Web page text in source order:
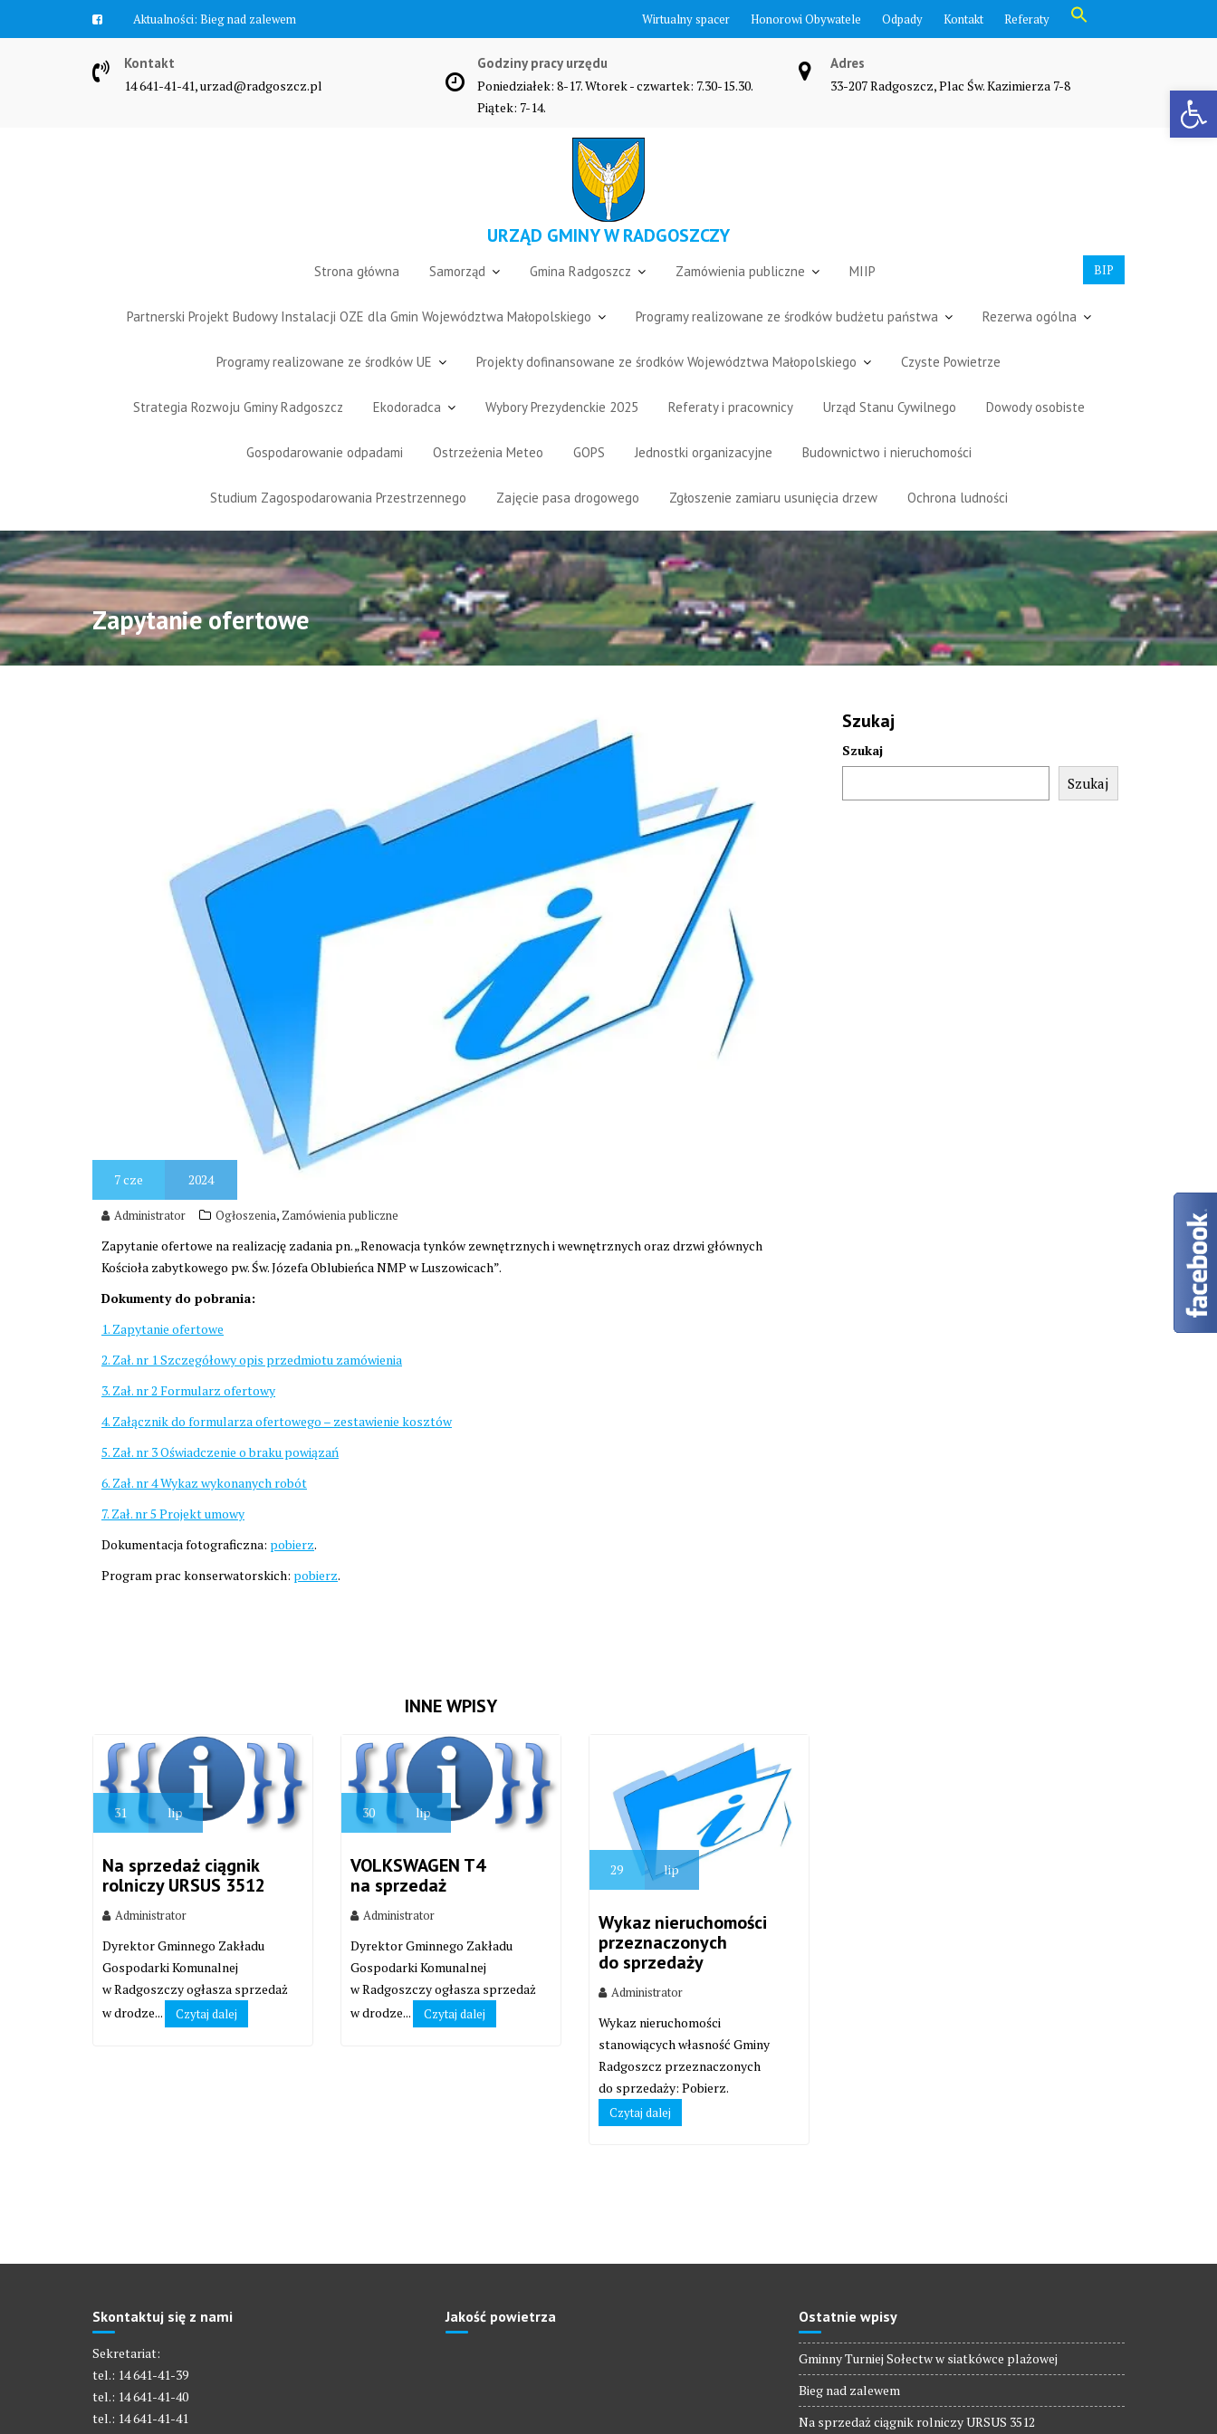
Otwórz pasek narzędzi
Aktualności: Bieg nad zalewem Wirtualny spacer Honorowi Obywatele Odpady Kontakt Referaty
Search Button
Kontakt
14 641-41-41, urzad@radgoszcz.pl
Godziny pracy urzędu
Poniedziałek: 8-17. Wtorek - czwartek: 7.30-15.30.
Piątek: 7-14.
Adres
33-207 Radgoszcz, Plac Św. Kazimierza 7-8
URZĄD GMINY W RADGOSZCZY
BIP
Strona główna Samorząd Gmina Radgoszcz Zamówienia publiczne MIIP
Partnerski Projekt Budowy Instalacji OZE dla Gmin Województwa Małopolskiego Programy realizowane ze środków budżetu państwa Rezerwa ogólna
Programy realizowane ze środków UE Projekty dofinansowane ze środków Województwa Małopolskiego Czyste Powietrze
Strategia Rozwoju Gminy Radgoszcz Ekodoradca Wybory Prezydenckie 2025 Referaty i pracownicy Urząd Stanu Cywilnego Dowody osobiste
Gospodarowanie odpadami Ostrzeżenia Meteo GOPS Jednostki organizacyjne Budownictwo i nieruchomości
Studium Zagospodarowania Przestrzennego Zajęcie pasa drogowego Zgłoszenie zamiaru usunięcia drzew Ochrona ludności
Zapytanie ofertowe
7cze 2024
Administrator Ogłoszenia, Zamówienia publiczne
Zapytanie ofertowe na realizację zadania pn.„Renowacja tynków zewnętrznych i wewnętrznych oraz drzwi głównych
Kościoła zabytkowego pw. Św. Józefa Oblubieńca NMP w Luszowicach”.
Dokumenty do pobrania:
1. Zapytanie ofertowe
2. Zał. nr 1 Szczegółowy opis przedmiotu zamówienia
3. Zał. nr 2 Formularz ofertowy
4. Załącznik do formularza ofertowego – zestawienie kosztów
5. Zał. nr 3 Oświadczenie o braku powiązań
6. Zał. nr 4 Wykaz wykonanych robót
7. Zał. nr 5 Projekt umowy
Dokumentacja fotograficzna: pobierz.
Program prac konserwatorskich: pobierz.
INNE WPISY
31 lip
Na sprzedaż ciągnik
rolniczy URSUS 3512
Administrator
Dyrektor Gminnego Zakładu
Gospodarki Komunalnej
w Radgoszczy ogłasza sprzedaż
w drodze...
Czytaj dalej
30 lip
VOLKSWAGEN T4
na sprzedaż
Administrator
Dyrektor Gminnego Zakładu
Gospodarki Komunalnej
w Radgoszczy ogłasza sprzedaż
w drodze...
Czytaj dalej
29 lip
Wykaz nieruchomości
przeznaczonych
do sprzedaży
Administrator
Wykaz nieruchomości
stanowiących własność Gminy
Radgoszcz przeznaczonych
do sprzedaży: Pobierz.
Czytaj dalej
Szukaj
Szukaj
Szukaj
Skontaktuj się z nami
Sekretariat:
tel.: 14 641-41-39
tel.: 14 641-41-40
tel.: 14 641-41-41
Jakość powietrza Ostatnie wpisy
Gminny Turniej Sołectw w siatkówce plażowej
Bieg nad zalewem
Na sprzedaż ciągnik rolniczy URSUS 3512